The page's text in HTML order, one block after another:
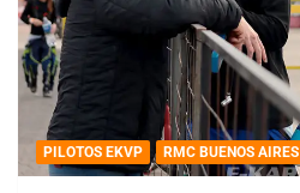
PILOTOS EKVP RMC BUENOS AIRES